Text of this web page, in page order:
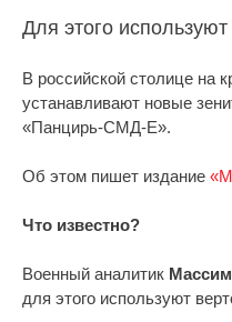
Для этого
В российской столице на
устанавливают новые
«Панцирь-СМД-Е».
Об этом пишет издание
Что известно?
Военный аналитик
для этого используют